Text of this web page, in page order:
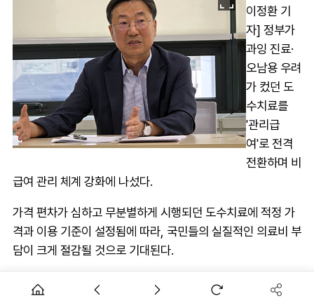
이정환 기
자] 정부가
과잉 진료·
오남용 우려
가 컸던 도
수치료를
'관리급
여'로 전격
전환하며 비
급여 관리 체계 강화에 나섰다.
가격 편차가 심하고 무분별하게 시행되던 도수치료에 적정 가
격과 이용 기준이 설정됨에 따라, 국민들의 실질적인 의료비 부
담이 크게 절감될 것으로 기대된다.
보건복지부 고형우 필수의료지원관(국장)은 1일 전문기자협의
회와 만나 "도수치료의 관리급여 도입은 무분별한 과잉 진료를